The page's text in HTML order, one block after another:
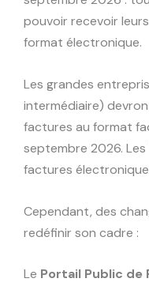
pouvoir recevoir
format électronique.
Les grandes
intermédiaire)
factures au format
septembre 2026.
factures
Cependant, des
redéfinir son cadre :
Le Portail Public de